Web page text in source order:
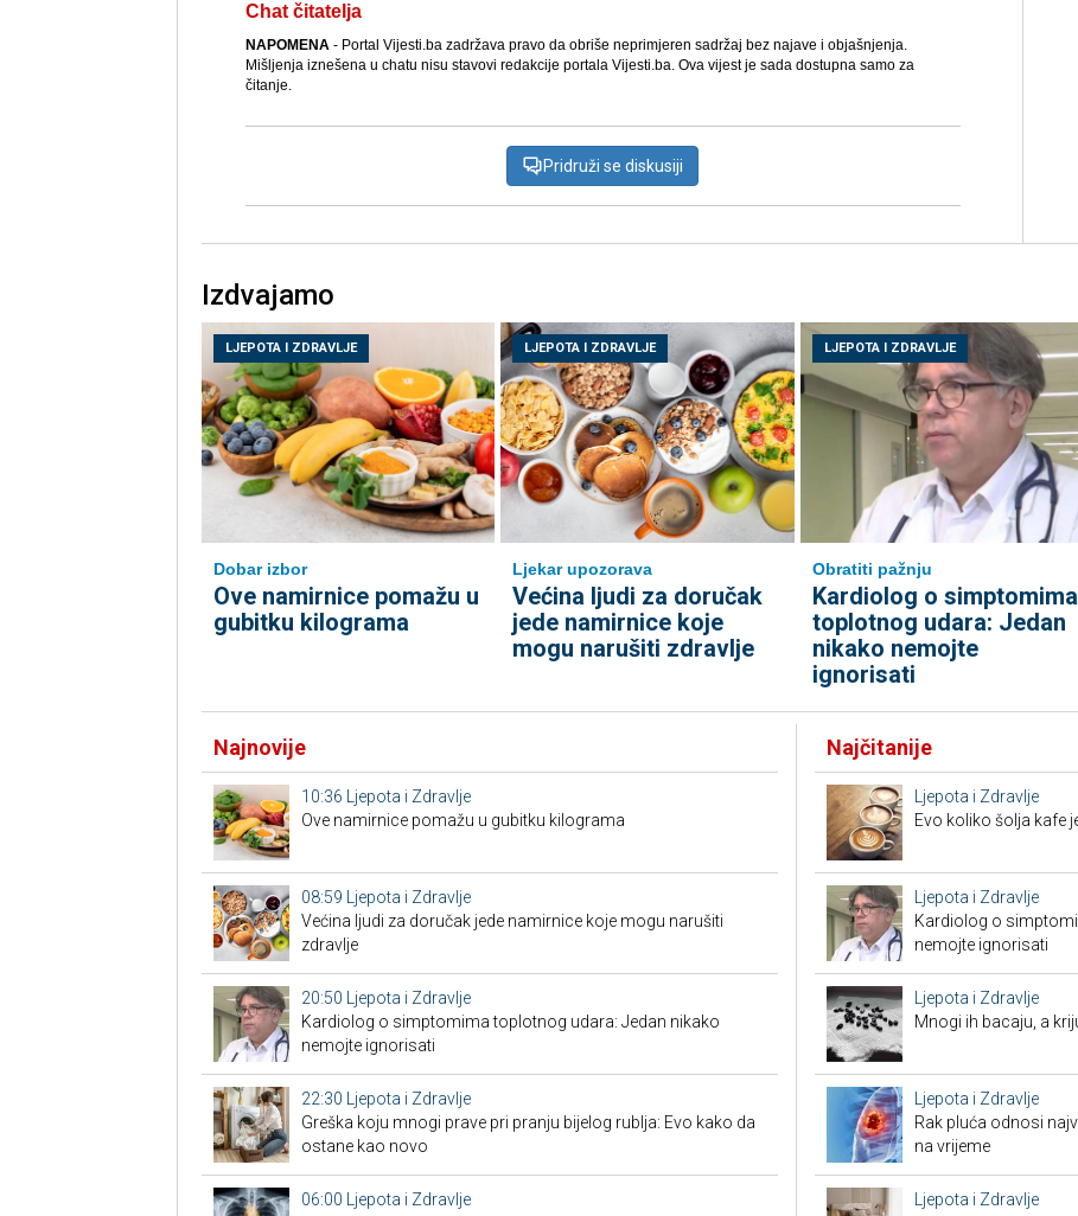
Chat čitatelja
NAPOMENA- Portal Vijesti.ba zadržava pravo da obriše neprimjeren sadržaj bez najave i objašnjenja.
Mišljenja iznešena u chatu nisu stavovi redakcije portala Vijesti.ba. Ova vijest je sada dostupna samo za
čitanje.
Pridruži se diskusiji
Izdvajamo
LJEPOTA I ZDRAVLJE
Dobar izbor
Ove namirnice pomažu u
gubitku kilograma
LJEPOTA I ZDRAVLJE
Ljekar upozorava
Većina ljudi za doručak
jede namirnice koje
mogu narušiti zdravlje
LJEPOTA I ZDRAVLJE
Obratiti pažnju
Kardiolog o simptomima
toplotnog udara: Jedan
nikako nemojte
ignorisati
Najnovije
10:36
Ljepota i Zdravlje
Ove namirnice pomažu u gubitku kilograma
08:59
Ljepota i Zdravlje
Većina ljudi za doručak jede namirnice koje mogu narušiti
zdravlje
20:50
Ljepota i Zdravlje
Kardiolog o simptomima toplotnog udara: Jedan nikako
nemojte ignorisati
22:30
Ljepota i Zdravlje
Greška koju mnogi prave pri pranju bijelog rublja: Evo kako da
ostane kao novo
06:00
Ljepota i Zdravlje
Najčitanije
Ljepota i Zdravlje
Evo koliko šolja kafe
Ljepota i Zdravlje
Kardiolog o
nemojte ignorisati
Ljepota i Zdravlje
Mnogi ih bacaju, a
Ljepota i Zdravlje
Rak pluća odnosi
na vrijeme
Ljepota i Zdravlje